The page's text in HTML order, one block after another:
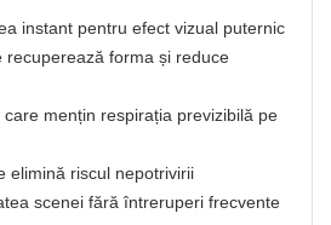
instant pentru efect vizual puternic
recuperează forma și reduce
mențin respirația previzibilă pe
elimină riscul nepotrivirii
scenei fără întreruperi frecvente